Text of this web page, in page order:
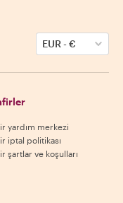
EUR-€
yardım merkezi
iptal politikası
şartlar ve koşulları